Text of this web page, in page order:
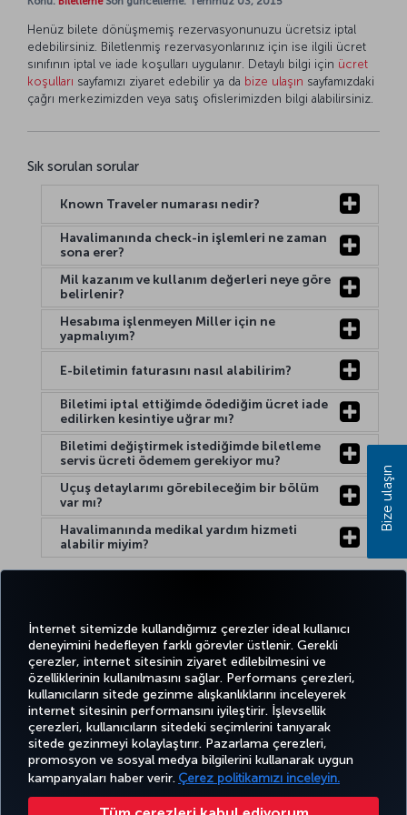
İnternet sitemizde kullandığımız çerezler ideal kullanıcı
deneyimini hedefleyen farklı görevler üstlenir. Gerekli
çerezler, internet sitesinin ziyaret edilebilmesini ve
özelliklerinin kullanılmasını sağlar. Performans çerezleri,
kullanıcıların sitede gezinme alışkanlıklarını inceleyerek
internet sitesinin performansını iyileştirir. İşlevsellik
çerezleri, kullanıcıların sitedeki seçimlerini tanıyarak
sitede gezinmeyi kolaylaştırır. Pazarlama çerezleri,
promosyon ve sosyal medya bilgilerini kullanarak uygun
kampanyaları haber verir. Çerez politikamızı inceleyin.
Henüz bilete dönüşmemiş rezervasyonunuzu ücretsiz iptal
edebilirsiniz. Biletlenmiş rezervasyonlarınız için ise ilgili ücret
sınıfının iptal ve iade koşulları uygulanır. Detaylı bilgi için ücret
koşulları sayfamızı ziyaret edebilir ya da bize ulaşın sayfamızdaki
çağrı merkezimizden veya satış ofislerimizden bilgi alabilirsiniz.
Sık sorulan sorular
Known Traveler numarası nedir?
Havalimanında check-in işlemleri ne zaman
sona erer?
Mil kazanım ve kullanım değerleri neye göre
belirlenir?
Hesabıma işlenmeyen Miller için ne
yapmalıyım?
E-biletimin faturasını nasıl alabilirim?
Biletimi iptal ettiğimde ödediğim ücret iade
edilirken kesintiye uğrar mı?
Biletimi değiştirmek istediğimde biletleme
servis ücreti ödemem gerekiyor mu?
Uçuş detaylarımı görebileceğim bir bölüm
var mı?
Havalimanında medikal yardım hizmeti
alabilir miyim?
TwitterFacebook
Instagram
YoutubeLinkedIn
TiktokBlogPinterest
BİLET
AL VE
YÖNET
DENEYİM
FIRSATLAR
VE UÇUŞ
NOKTALARI
POPÜLER
UÇUŞLAR
YARDIM
AIRLINES
HOLIDAYS
Bize ulaşın